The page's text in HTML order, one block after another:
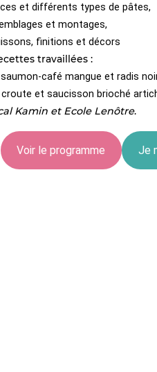
et différents types de pâtes,
et montages,
finitions et décors
travaillées :
café mangue et radis
croute et saucisson brioché
Kamin et Ecole Lenôtre.
Voir le programme Je